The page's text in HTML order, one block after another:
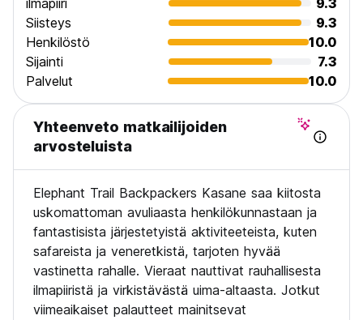
ilmapiiri
9.3
Siisteys
9.3
Henkilöstö
10.0
Sijainti
7.3
Palvelut
10.0
Yhteenveto matkailijoiden
arvosteluista
Elephant Trail Backpackers Kasane saa kiitosta
uskomattoman avuliaasta henkilökunnastaan ja
fantastisista järjestetyistä aktiviteeteista, kuten
safareista ja veneretkistä, tarjoten hyvää
vastinetta rahalle. Vieraat nauttivat rauhallisesta
ilmapiiristä ja virkistävästä uima-altaasta. Jotkut
viimeaikaiset palautteet mainitsevat